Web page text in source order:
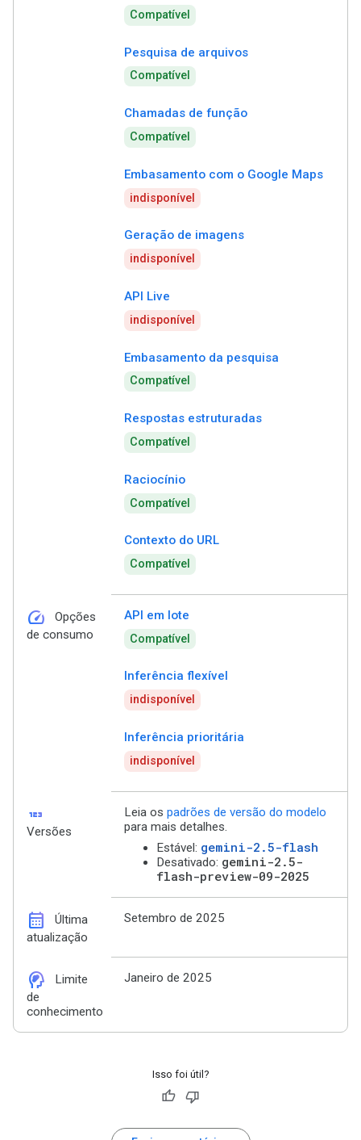
Compatível
Pesquisa de arquivos
Compatível
Chamadas de função
Compatível
Embasamento com o Google Maps
indisponível
Geração de imagens
indisponível
API Live
indisponível
Embasamento da pesquisa
Compatível
Respostas estruturadas
Compatível
Raciocínio
Compatível
Contexto do URL
Compatível
speed
Opções
de consumo
API em lote
Compatível
Inferência flexível
indisponível
Inferência prioritária
indisponível
123
Versões
Leia os padrões de versão do modelo
para mais detalhes.
Estável: gemini-2.5-flash
Desativado: gemini-2.5-
flash-preview-09-2025
calendar_month
Última
atualização
Setembro de 2025
cognition_2
Limite
de
conhecimento
Janeiro de 2025
Isso foi útil?